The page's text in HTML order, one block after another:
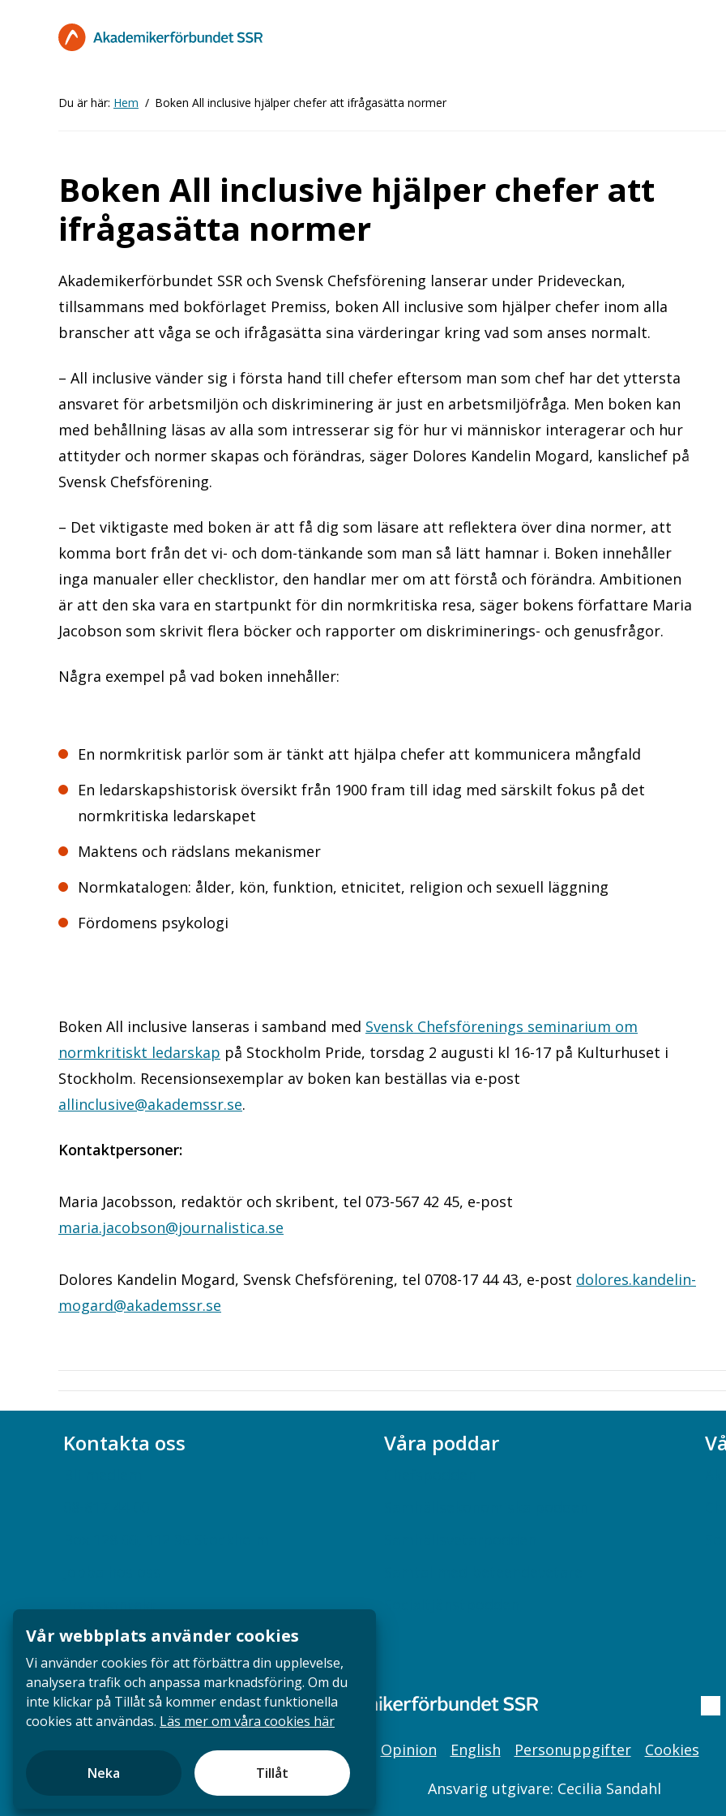
Du är här: Hem Boken All inclusive hjälper chefer att ifrågasätta normer
Boken All inclusive hjälper chefer att
ifrågasätta normer
Akademikerförbundet SSR och Svensk Chefsförening lanserar under Prideveckan,
tillsammans med bokförlaget Premiss, boken All inclusive som hjälper chefer inom alla
branscher att våga se och ifrågasätta sina värderingar kring vad som anses normalt.
– All inclusive vänder sig i första hand till chefer eftersom man som chef har det yttersta
ansvaret för arbetsmiljön och diskriminering är just en arbetsmiljöfråga. Men boken kan
med behållning läsas av alla som intresserar sig för hur vi människor interagerar och hur
attityder och normer skapas och förändras, säger Dolores Kandelin Mogard, kanslichef på
Svensk Chefsförening.
– Det viktigaste med boken är att få dig som läsare att reflektera över dina normer, att
komma bort från det vi- och dom-tänkande som man så lätt hamnar i. Boken innehåller
inga manualer eller checklistor, den handlar mer om att förstå och förändra. Ambitionen
är att den ska vara en startpunkt för din normkritiska resa, säger bokens författare Maria
Jacobson som skrivit flera böcker och rapporter om diskriminerings- och genusfrågor.
Några exempel på vad boken innehåller:
En normkritisk parlör som är tänkt att hjälpa chefer att kommunicera mångfald
En ledarskapshistorisk översikt från 1900 fram till idag med särskilt fokus på det
normkritiska ledarskapet
Maktens och rädslans mekanismer
Normkatalogen: ålder, kön, funktion, etnicitet, religion och sexuell läggning
Fördomens psykologi
Boken All inclusive lanseras i samband med Svensk Chefsförenings seminarium om
normkritiskt ledarskap på Stockholm Pride, torsdag 2 augusti kl 16-17 på Kulturhuset i
Stockholm. Recensionsexemplar av boken kan beställas via e-post
allinclusive@akademssr.se.
Kontaktpersoner:
Maria Jacobsson, redaktör och skribent, tel 073-567 42 45, e-post
maria.jacobson@journalistica.se
Dolores Kandelin Mogard, Svensk Chefsförening, tel 0708-17 44 43, e-post dolores.kandelin-
mogard@akademssr.se
Kontakta oss
Presskontakt
Dina försäkringar i Akademikerförsäkring
Våra poddar
Opinion English Personuppgifter
Cookies
Ansvarig utgivare: Cecilia Sandahl
Vår webbplats använder cookies
Vi använder cookies för att förbättra din upplevelse,
analysera trafik och anpassa marknadsföring. Om du
inte klickar på Tillåt så kommer endast funktionella
cookies att användas. Läs mer om våra cookies här
Neka Tillåt